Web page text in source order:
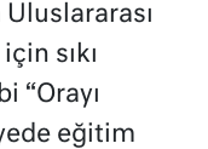
sıkı
“Orayı
eğitim